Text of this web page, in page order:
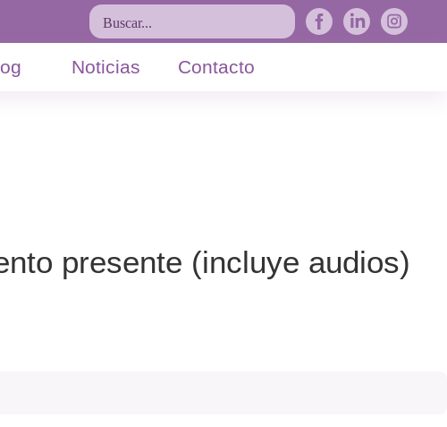
Buscar...
Noticias Contacto
presente (incluye audios)